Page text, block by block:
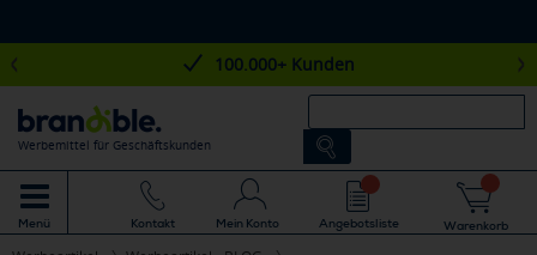
100.000+ Kunden
Werbemittel für Geschäftskunden
Menü Kontakt Mein Konto Angebotsliste Warenkorb